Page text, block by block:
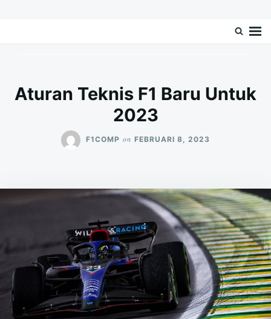
F1complete.com – Blog Berita Balap
F1complete.Com Mengulas Tentang Blog Berita Balap Mobil Formula 1 Di
Aturan Teknis F1 Baru Untuk
2023
F1COMP on FEBRUARI 8, 2023